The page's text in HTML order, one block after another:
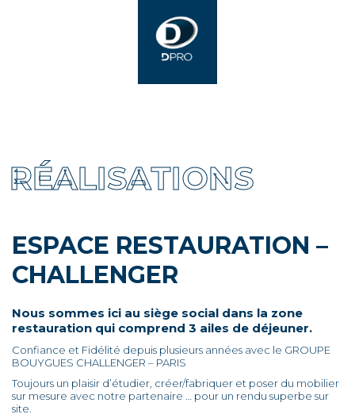
RÉALISATIONS
ESPACE RESTAURATION –
CHALLENGER
Nous sommes ici au siège social dans la zone
restauration qui comprend 3 ailes de déjeuner.
Confiance et Fidélité depuis plusieurs années avec le GROUPE
BOUYGUES CHALLENGER – PARIS
Toujours un plaisir d’étudier, créer/fabriquer et poser du mobilier
sur mesure avec notre partenaire … pour un rendu superbe sur
site.